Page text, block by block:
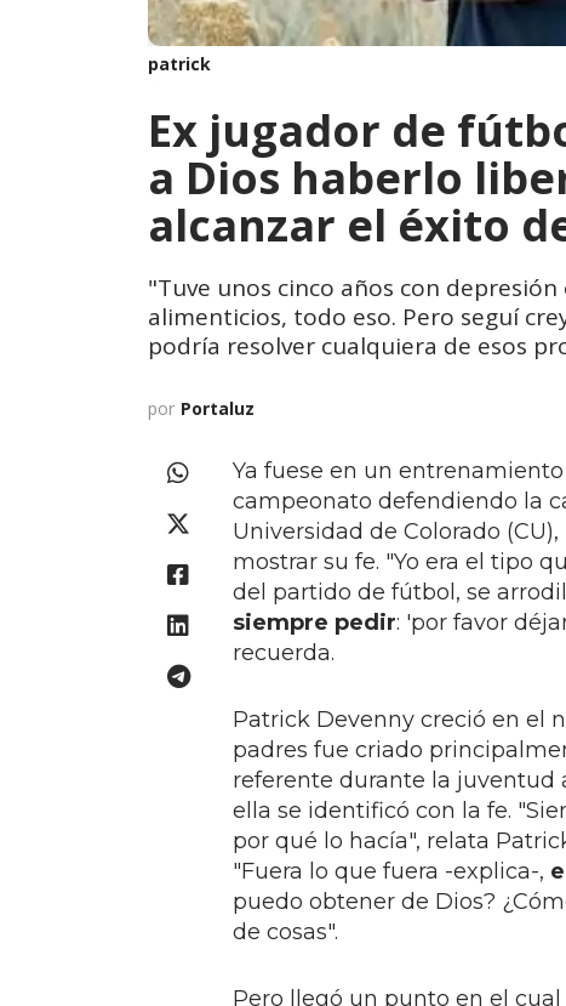
patrick
Ex jugador de
a Dios haberlo
alcanzar el éxito
"Tuve unos cinco años con
alimenticios, todo eso. Pero seguí
podría resolver cualquiera de esos
por Portaluz
Ya fuese en un
campeonato defendiendo la
Universidad de Colorado
mostrar su fe. "Yo era el tipo
del partido de fútbol, se
siempre pedir: 'por favor
recuerda.
Patrick Devenny creció en el
padres fue criado
referente durante la juventud
ella se identificó con la fe.
por qué lo hacía", relata
"Fuera lo que fuera -explica-,
puedo obtener de Dios?
de cosas".
Pero llegó un punto en el